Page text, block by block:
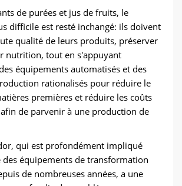
de purées et jus de fruits, le
difficile est resté inchangé: ils doivent
qualité de leurs produits, préserver
nutrition, tout en s'appuyant
équipements automatisés et des
rationalisés pour réduire le
premières et réduire les coûts
de parvenir à une production de
qui est profondément impliqué
équipements de transformation
de nombreuses années, a une